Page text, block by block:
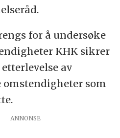
for å undersøke
KHK sikrer
av
omstendigheter som